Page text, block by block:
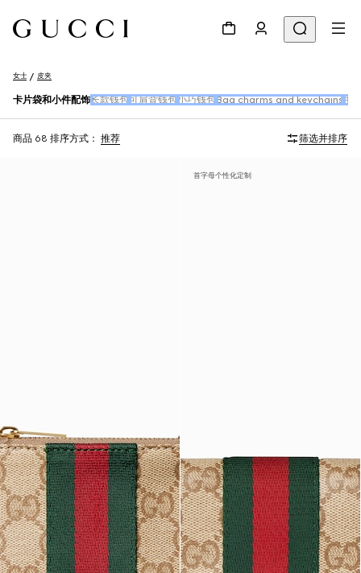
女士 皮夹
卡片袋和小件配饰 长款钱包 可肩背钱包 小巧钱包 Bag charms and keychains 手
商品 68 排序方式： 推荐 筛选并排序
首字母个性化定制